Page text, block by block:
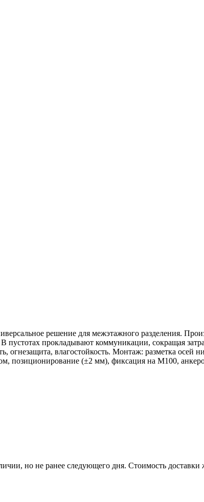
решение для межэтажного разделения.
В пустотах прокладывают коммуникации, сокращая
огнезащита, влагостойкость. Монтаж: разметка осей
позиционирование (±2 мм), фиксация на М100,
но не ранее следующего дня. Стоимость доставки